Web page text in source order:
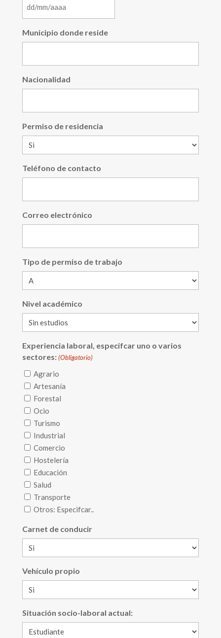
DD
MM
Municipio donde reside
Nacionalidad
Permiso de residencia
Teléfono de contacto
Correo electrónico
Tipo de permiso de trabajo
Nivel académico
Experiencia laboral, especifcar uno o varios
sectores: (Obligatorio)
Agrario
Artesanía
Forestal
Ocio
Turismo
Industrial
Comercio
Hostelería
Educación
Salud
Transporte
Otros: Especifcar..
Carnet de conducir
Vehículo propio
Situación socio-laboral actual: